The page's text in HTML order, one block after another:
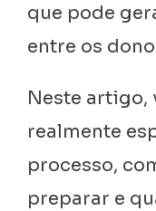
que pode
entre os
Neste artigo,
realmente
processo,
preparar e